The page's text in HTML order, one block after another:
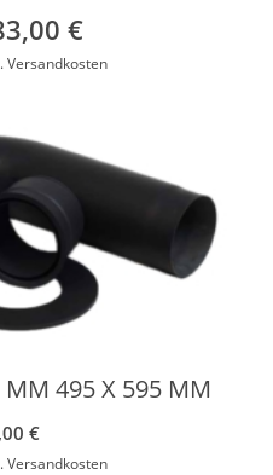
€Aktueller
Versandkosten
495 X 595 MM
€
Versandkosten